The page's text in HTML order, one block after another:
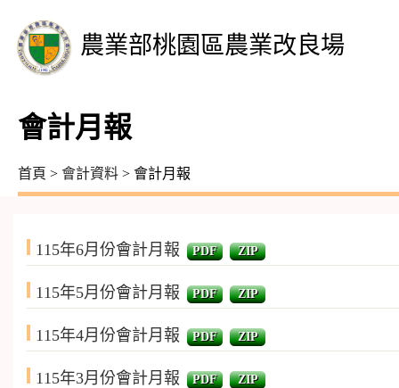
農業部桃園區農業改良場
會計月報
首頁 > 會計資料 > 會計月報
115年6月份會計月報 PDF ZIP
115年5月份會計月報 PDF ZIP
115年4月份會計月報 PDF ZIP
115年3月份會計月報 PDF ZIP